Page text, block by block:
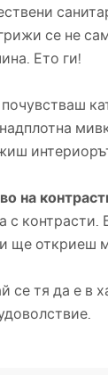
се не
Ето ги!
на
ще откриеш
тя да е в